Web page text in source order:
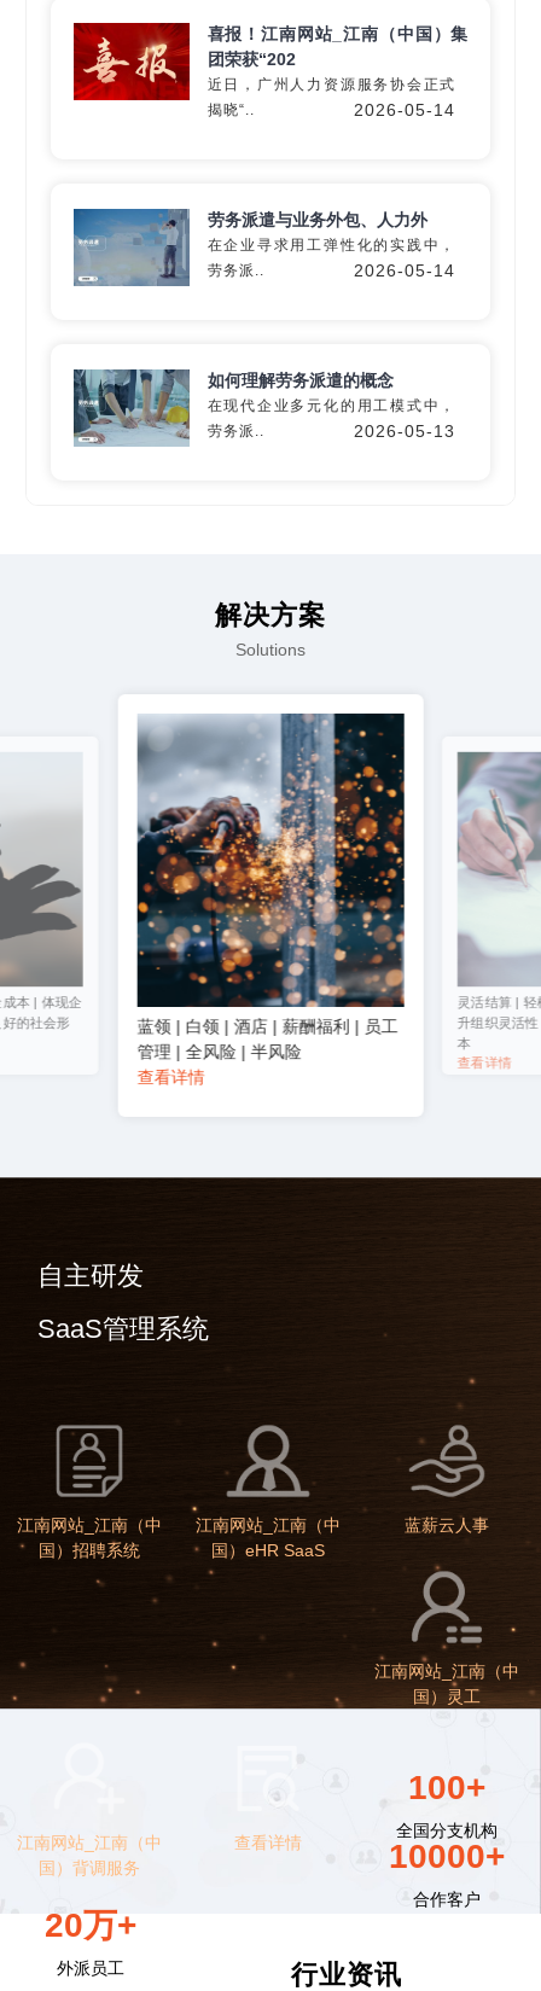
深入60+细分行业
喜报！江南网站_江南（中国）集
团荣获“202
近日，广州人力资源服务协会正式
揭晓“..
2026-05-14
劳务派遣与业务外包、人力外
在企业寻求用工弹性化的实践中，
劳务派..
2026-05-14
如何理解劳务派遣的概念
在现代企业多元化的用工模式中，
劳务派..
2026-05-13
解决方案
Solutions
本 | 体现企
的社会形
蓝领 | 白领 | 酒店 | 薪酬福利 | 员工
管理 | 全风险 | 半风险
查看详情
灵活结算 |
升组织灵活
本
查看详情
自主研发
SaaS管理系统
江南网站_江南（中
国）招聘系统
江南网站_江南（中
国）eHR SaaS
蓝薪云人事
江南网站_江南（中
国）灵工
江南网站_江南（中
国）背调服务
查看详情
100+
全国分支机构
10000+
合作客户
20万+
外派员工 行业资讯